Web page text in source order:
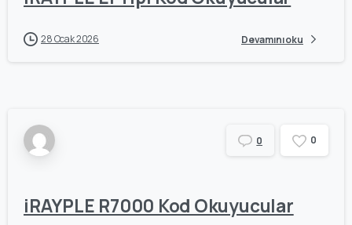
28 Ocak 2026 Devamını oku
0 0
iRAYPLE R7000 Kod Okuyucular